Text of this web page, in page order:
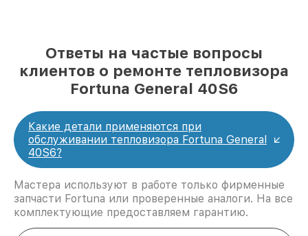
Ответы на частые вопросы
клиентов о ремонте тепловизора
Fortuna General 40S6
Какие детали применяются при
обслуживании тепловизора Fortuna General
40S6?
Мастера используют в работе только фирменные
запчасти Fortuna или проверенные аналоги. На все
комплектующие предоставляем гарантию.